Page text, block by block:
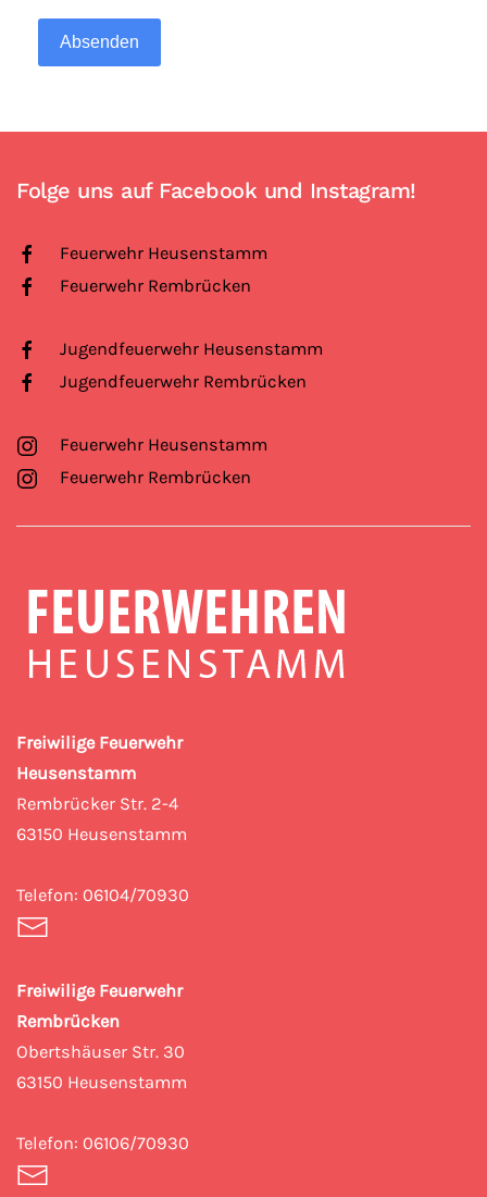
Absenden
Folge uns auf Facebook und Instagram!
Feuerwehr Heusenstamm
Feuerwehr Rembrücken
Jugendfeuerwehr Heusenstamm
Jugendfeuerwehr Rembrücken
Feuerwehr Heusenstamm
Feuerwehr Rembrücken
Freiwilige Feuerwehr
Heusenstamm
Rembrücker Str. 2-4
63150 Heusenstamm
Telefon: 06104/70930
Freiwilige Feuerwehr
Rembrücken
Obertshäuser Str. 30
63150 Heusenstamm
Telefon: 06106/70930